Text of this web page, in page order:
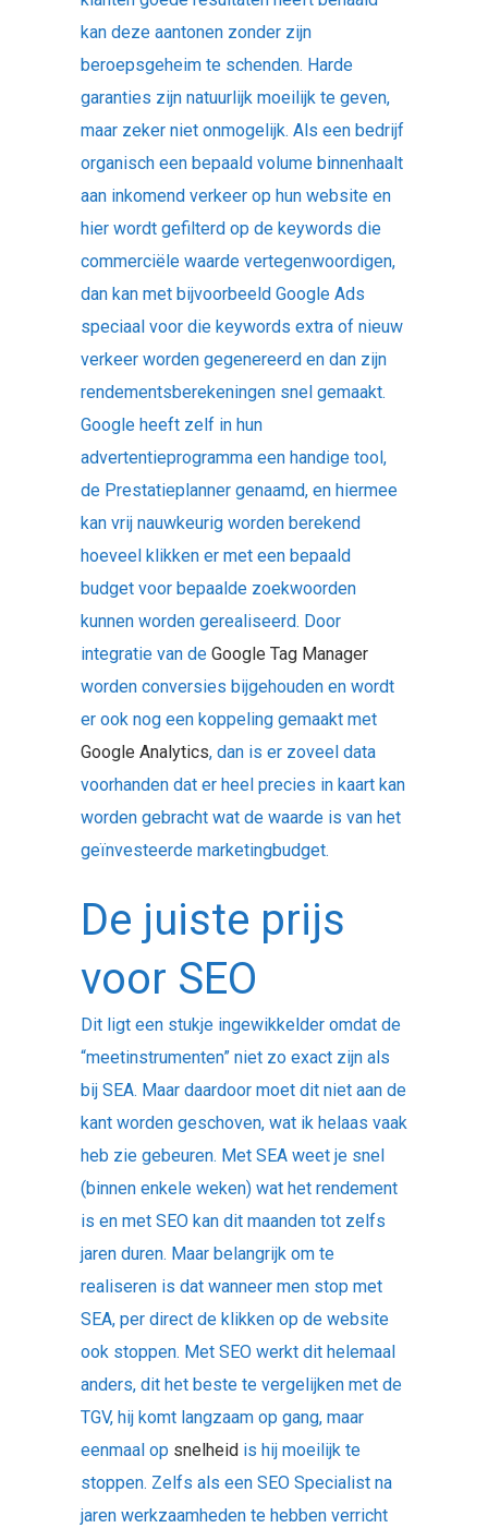
kan deze aantonen zonder zijn
beroepsgeheim te schenden. Harde
garanties zijn natuurlijk moeilijk te geven,
maar zeker niet onmogelijk. Als een bedrijf
organisch een bepaald volume binnenhaalt
aan inkomend verkeer op hun website en
hier wordt gefilterd op de keywords die
commerciële waarde vertegenwoordigen,
dan kan met bijvoorbeeld Google Ads
speciaal voor die keywords extra of nieuw
verkeer worden gegenereerd en dan zijn
rendementsberekeningen snel gemaakt.
Google heeft zelf in hun
advertentieprogramma een handige tool,
de Prestatieplanner genaamd, en hiermee
kan vrij nauwkeurig worden berekend
hoeveel klikken er met een bepaald
budget voor bepaalde zoekwoorden
kunnen worden gerealiseerd. Door
integratie van de Google Tag Manager
worden conversies bijgehouden en wordt
er ook nog een koppeling gemaakt met
Google Analytics, dan is er zoveel data
voorhanden dat er heel precies in kaart kan
worden gebracht wat de waarde is van het
geïnvesteerde marketingbudget.
De juiste prijs
voor SEO
Dit ligt een stukje ingewikkelder omdat de
“meetinstrumenten” niet zo exact zijn als
bij SEA. Maar daardoor moet dit niet aan de
kant worden geschoven, wat ik helaas vaak
heb zie gebeuren. Met SEA weet je snel
(binnen enkele weken) wat het rendement
is en met SEO kan dit maanden tot zelfs
jaren duren. Maar belangrijk om te
realiseren is dat wanneer men stop met
SEA, per direct de klikken op de website
ook stoppen. Met SEO werkt dit helemaal
anders, dit het beste te vergelijken met de
TGV, hij komt langzaam op gang, maar
eenmaal op snelheid is hij moeilijk te
stoppen. Zelfs als een SEO Specialist na
jaren werkzaamheden te hebben verricht